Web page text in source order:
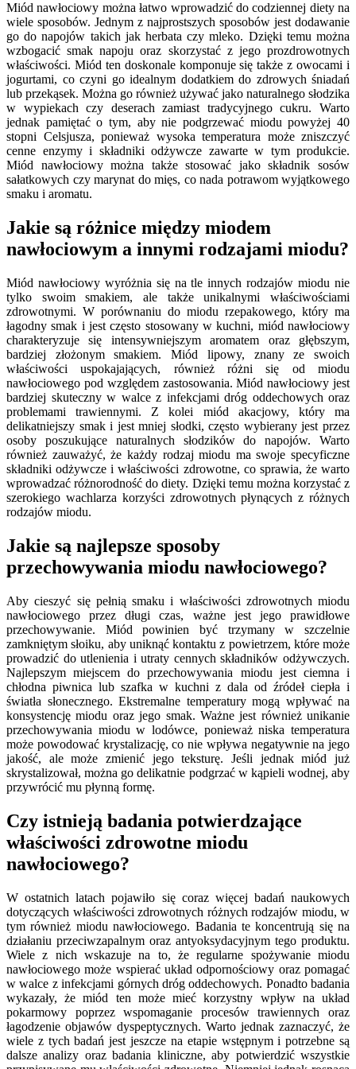
Miód nawłociowy można łatwo wprowadzić do codziennej diety na
wiele sposobów. Jednym z najprostszych sposobów jest dodawanie
go do napojów takich jak herbata czy mleko. Dzięki temu można
wzbogacić smak napoju oraz skorzystać z jego prozdrowotnych
właściwości. Miód ten doskonale komponuje się także z owocami i
jogurtami, co czyni go idealnym dodatkiem do zdrowych śniadań
lub przekąsek. Można go również używać jako naturalnego słodzika
w wypiekach czy deserach zamiast tradycyjnego cukru. Warto
jednak pamiętać o tym, aby nie podgrzewać miodu powyżej 40
stopni Celsjusza, ponieważ wysoka temperatura może zniszczyć
cenne enzymy i składniki odżywcze zawarte w tym produkcie.
Miód nawłociowy można także stosować jako składnik sosów
sałatkowych czy marynat do mięs, co nada potrawom wyjątkowego
smaku i aromatu.
Jakie są różnice między miodem
nawłociowym a innymi rodzajami miodu?
Miód nawłociowy wyróżnia się na tle innych rodzajów miodu nie
tylko swoim smakiem, ale także unikalnymi właściwościami
zdrowotnymi. W porównaniu do miodu rzepakowego, który ma
łagodny smak i jest często stosowany w kuchni, miód nawłociowy
charakteryzuje się intensywniejszym aromatem oraz głębszym,
bardziej złożonym smakiem. Miód lipowy, znany ze swoich
właściwości uspokajających, również różni się od miodu
nawłociowego pod względem zastosowania. Miód nawłociowy jest
bardziej skuteczny w walce z infekcjami dróg oddechowych oraz
problemami trawiennymi. Z kolei miód akacjowy, który ma
delikatniejszy smak i jest mniej słodki, często wybierany jest przez
osoby poszukujące naturalnych słodzików do napojów. Warto
również zauważyć, że każdy rodzaj miodu ma swoje specyficzne
składniki odżywcze i właściwości zdrowotne, co sprawia, że warto
wprowadzać różnorodność do diety. Dzięki temu można korzystać z
szerokiego wachlarza korzyści zdrowotnych płynących z różnych
rodzajów miodu.
Jakie są najlepsze sposoby
przechowywania miodu nawłociowego?
Aby cieszyć się pełnią smaku i właściwości zdrowotnych miodu
nawłociowego przez długi czas, ważne jest jego prawidłowe
przechowywanie. Miód powinien być trzymany w szczelnie
zamkniętym słoiku, aby uniknąć kontaktu z powietrzem, które może
prowadzić do utlenienia i utraty cennych składników odżywczych.
Najlepszym miejscem do przechowywania miodu jest ciemna i
chłodna piwnica lub szafka w kuchni z dala od źródeł ciepła i
światła słonecznego. Ekstremalne temperatury mogą wpływać na
konsystencję miodu oraz jego smak. Ważne jest również unikanie
przechowywania miodu w lodówce, ponieważ niska temperatura
może powodować krystalizację, co nie wpływa negatywnie na jego
jakość, ale może zmienić jego teksturę. Jeśli jednak miód już
skrystalizował, można go delikatnie podgrzać w kąpieli wodnej, aby
przywrócić mu płynną formę.
Czy istnieją badania potwierdzające
właściwości zdrowotne miodu
nawłociowego?
W ostatnich latach pojawiło się coraz więcej badań naukowych
dotyczących właściwości zdrowotnych różnych rodzajów miodu, w
tym również miodu nawłociowego. Badania te koncentrują się na
działaniu przeciwzapalnym oraz antyoksydacyjnym tego produktu.
Wiele z nich wskazuje na to, że regularne spożywanie miodu
nawłociowego może wspierać układ odpornościowy oraz pomagać
w walce z infekcjami górnych dróg oddechowych. Ponadto badania
wykazały, że miód ten może mieć korzystny wpływ na układ
pokarmowy poprzez wspomaganie procesów trawiennych oraz
łagodzenie objawów dyspeptycznych. Warto jednak zaznaczyć, że
wiele z tych badań jest jeszcze na etapie wstępnym i potrzebne są
dalsze analizy oraz badania kliniczne, aby potwierdzić wszystkie